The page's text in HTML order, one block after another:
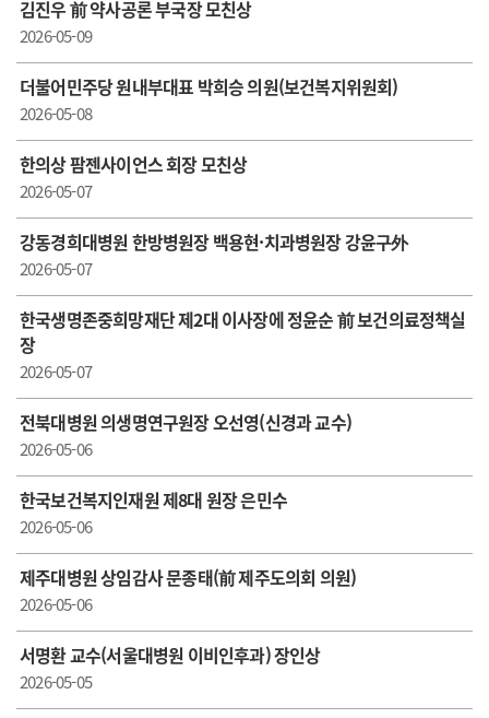
김진우 前 약사공론 부국장 모친상
2026-05-09
더불어민주당 원내부대표 박희승 의원(보건복지위원회)
2026-05-08
한의상 팜젠사이언스 회장 모친상
2026-05-07
강동경희대병원 한방병원장 백용현·치과병원장 강윤구外
2026-05-07
한국생명존중희망재단 제2대 이사장에 정윤순 前 보건의료정책실
장
2026-05-07
전북대병원 의생명연구원장 오선영(신경과 교수)
2026-05-06
한국보건복지인재원 제8대 원장 은민수
2026-05-06
제주대병원 상임감사 문종태(前 제주도의회 의원)
2026-05-06
서명환 교수(서울대병원 이비인후과) 장인상
2026-05-05